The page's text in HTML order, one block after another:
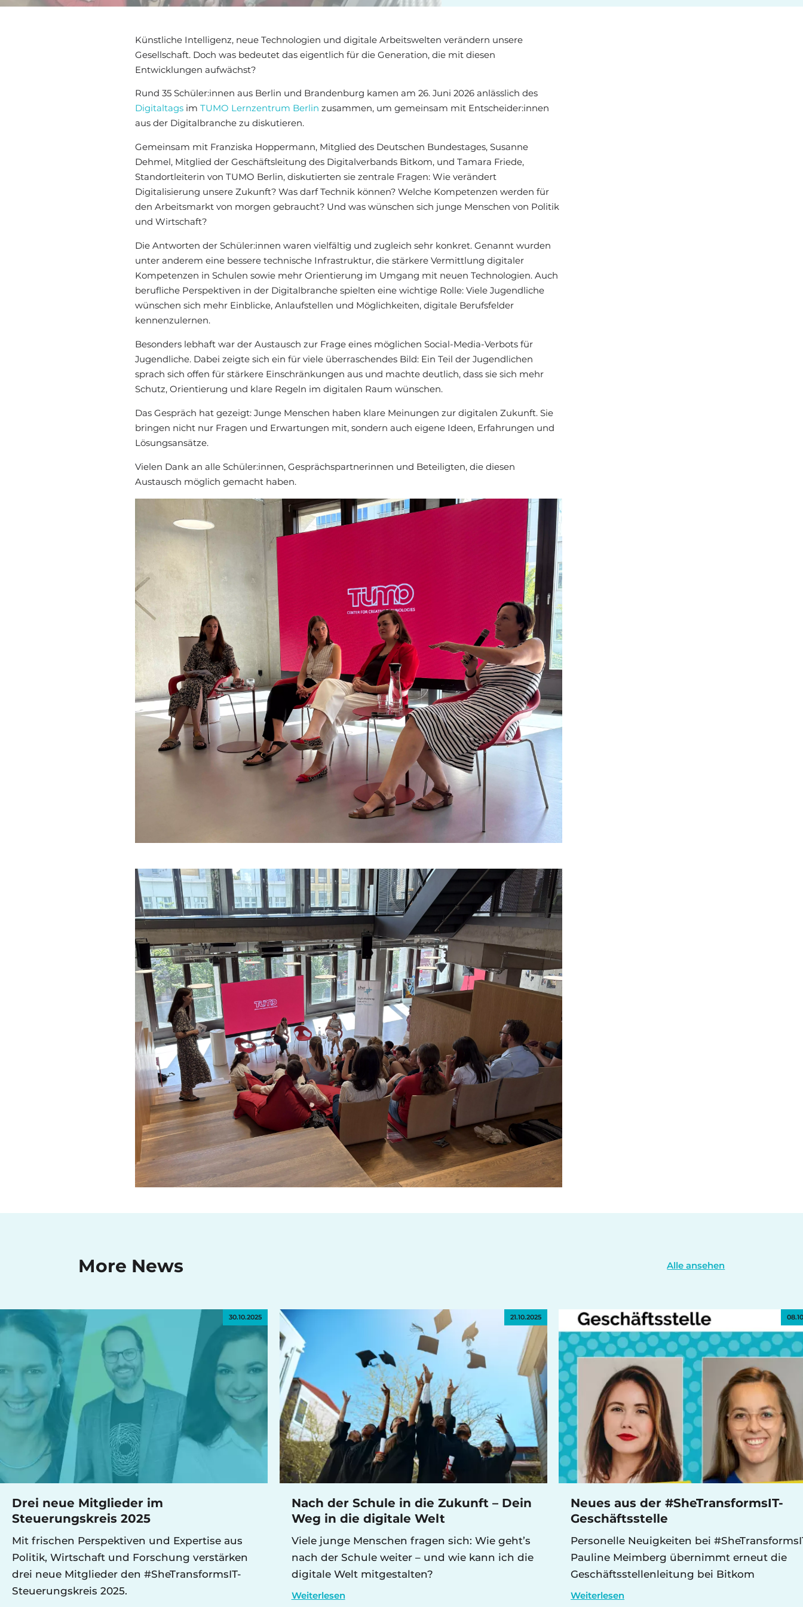
Künstliche Intelligenz, neue Technologien und digitale Arbeitswelten verändern unsere
Gesellschaft. Doch was bedeutet das eigentlich für die Generation, die mit diesen
Entwicklungen aufwächst?
Rund 35 Schüler:innen aus Berlin und Brandenburg kamen am 26. Juni 2026 anlässlich des
Digitaltags im TUMO Lernzentrum Berlin zusammen, um gemeinsam mit Entscheider:innen
aus der Digitalbranche zu diskutieren.
Gemeinsam mit Franziska Hoppermann, Mitglied des Deutschen Bundestages, Susanne
Dehmel, Mitglied der Geschäftsleitung des Digitalverbands Bitkom, und Tamara Friede,
Standortleiterin von TUMO Berlin, diskutierten sie zentrale Fragen: Wie verändert
Digitalisierung unsere Zukunft? Was darf Technik können? Welche Kompetenzen werden für
den Arbeitsmarkt von morgen gebraucht? Und was wünschen sich junge Menschen von Politik
und Wirtschaft?
Die Antworten der Schüler:innen waren vielfältig und zugleich sehr konkret. Genannt wurden
unter anderem eine bessere technische Infrastruktur, die stärkere Vermittlung digitaler
Kompetenzen in Schulen sowie mehr Orientierung im Umgang mit neuen Technologien. Auch
berufliche Perspektiven in der Digitalbranche spielten eine wichtige Rolle: Viele Jugendliche
wünschen sich mehr Einblicke, Anlaufstellen und Möglichkeiten, digitale Berufsfelder
kennenzulernen.
Besonders lebhaft war der Austausch zur Frage eines möglichen Social-Media-Verbots für
Jugendliche. Dabei zeigte sich ein für viele überraschendes Bild: Ein Teil der Jugendlichen
sprach sich offen für stärkere Einschränkungen aus und machte deutlich, dass sie sich mehr
Schutz, Orientierung und klare Regeln im digitalen Raum wünschen.
Das Gespräch hat gezeigt: Junge Menschen haben klare Meinungen zur digitalen Zukunft. Sie
bringen nicht nur Fragen und Erwartungen mit, sondern auch eigene Ideen, Erfahrungen und
Lösungsansätze.
Vielen Dank an alle Schüler:innen, Gesprächspartnerinnen und Beteiligten, die diesen
Austausch möglich gemacht haben.
More News Alle ansehen
30.10.2025
Drei neue Mitglieder im
Steuerungskreis 2025
Mit frischen Perspektiven und Expertise aus
Politik, Wirtschaft und Forschung verstärken
drei neue Mitglieder den #SheTransformsIT-
Steuerungskreis 2025.
21.10.2025
Nach der Schule in die Zukunft – Dein
Weg in die digitale Welt
Viele junge Menschen fragen sich: Wie geht’s
nach der Schule weiter – und wie kann ich die
digitale Welt mitgestalten?
Weiterlesen
Neues aus der #SheTransformsIT-
Geschäftsstelle
Personelle Neuigkeiten bei
Pauline Meimberg übernimmt erneut die
Geschäftsstellenleitung bei Bitkom
Weiterlesen